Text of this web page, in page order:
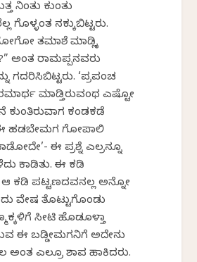
ನಿಂತು ಕುಂತು
ಗೊಳ್ಳಂತ ನಕ್ಕುಬಿಟ್ಟರು.
ತಮಾಶೆ ಮಾಡ್ಲಿಕ್ಕೆ
ಅಂತ ರಾಮಪ್ಪನವರು
ಗದರಿಸಿಬಿಟ್ಟರು. ‘ಪ್ರಪಂಚ
ಮಾಡ್ತಿರುವಂಥ ಎಷ್ಟೋ
ಕುಂತಿರುವಾಗ ಕಂಡಕಡೆ
ಹಡಬೇಮಗ ಗೋಪಾಲಿ
ಈ ಪ್ರಶ್ನೆ ಎಲ್ರನ್ನೂ
ಕಾಡಿತು. ಈ ಕಡಿ
ಕಡಿ ಪಟ್ಟಣದವನಲ್ಲ ಅನ್ನೋ
ವೇಷ ತೊಟ್ಟುಗೊಂಡು
ಸೀಟಿ ಹೊಡಕೊಳ್ತಾ
ಈ ಬಡ್ಡೀಮಗನಿಗೆ ಅದೇನು
ಅಂತ ಎಲ್ರೂ ಶಾಪ ಹಾಕಿದರು.